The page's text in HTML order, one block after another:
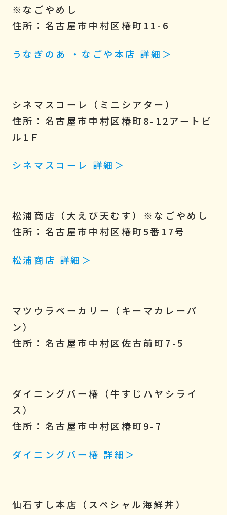
※なごやめし
住所：名古屋市中村区椿町11-6
うなぎのあ ・なごや本店 詳細＞
シネマスコーレ（ミニシアター）
住所：名古屋市中村区椿町8-12アートビ
ル1Ｆ
シネマスコーレ 詳細＞
松浦商店（大えび天むす） ※なごやめし
住所：名古屋市中村区椿町5番17号
松浦商店 詳細＞
マツウラベーカリー（キーマカレーパ
ン）
住所：名古屋市中村区佐古前町7-5
ダイニングバー椿（牛すじハヤシライ
ス）
住所：名古屋市中村区椿町9-7
ダイニングバー椿 詳細＞
仙石すし本店（スペシャル海鮮丼）